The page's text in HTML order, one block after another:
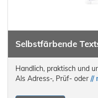
Selbstfärbende
Handlich, praktisch und
Als Adress-, Prüf- oder //